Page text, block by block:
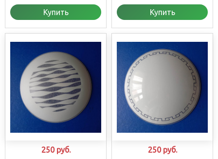
Купить
Купить
250 руб.
250 руб.